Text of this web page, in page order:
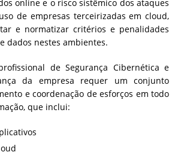
online e o risco sistêmico dos ataques
de empresas terceirizadas em cloud,
e normatizar critérios e penalidades
dados nestes ambientes.
de Segurança Cibernética e
da empresa requer um conjunto
e coordenação de esforços em todo
que inclui: